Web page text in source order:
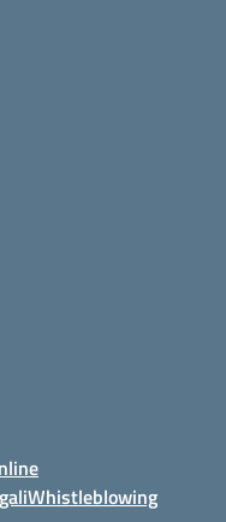
Whistleblowing